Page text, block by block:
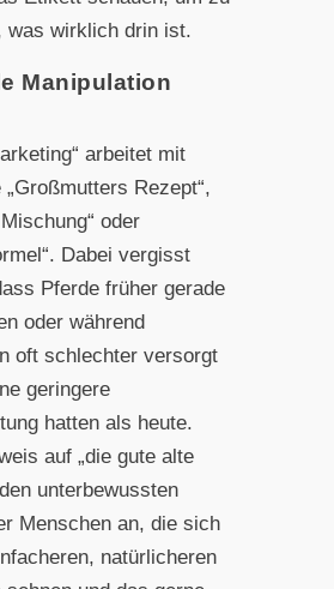
was wirklich drin ist.
Manipulation
arbeitet mit
Rezept“,
oder
Dabei vergisst
Pferde früher gerade
oder während
oft schlechter versorgt
geringere
hatten als heute.
auf „die gute alte
unterbewussten
Menschen an, die sich
natürlicheren